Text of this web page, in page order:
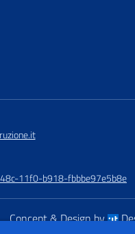
11f0-b918-fbbbe97e5b8e
Concept & Design by